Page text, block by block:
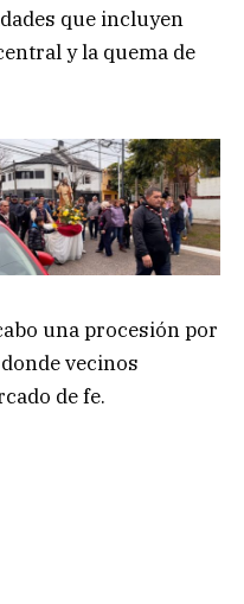
que incluyen
y la quema de
una procesión por
vecinos
de fe.